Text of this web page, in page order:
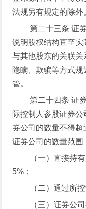
法规另有规定的除外
第二十三条 证券公司股东应当真实、准确、完整地
说明股权结构直至实
与其他股东的关联关
隐瞒、欺骗等方式
管。
第二十四条 证券公司股东以及股东的控股股东、实
际控制人参股证券
券公司的数量不得超
证券公司的数量范围
5%；
（二）通过所
（三）证券公